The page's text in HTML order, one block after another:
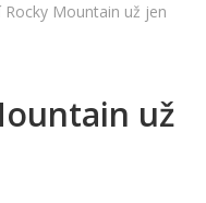
Rocky Mountain už jen
už